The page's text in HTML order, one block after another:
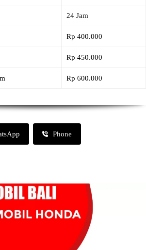
24 Jam
Rp 400.000
Rp 450.000
Rp 600.000
Phone